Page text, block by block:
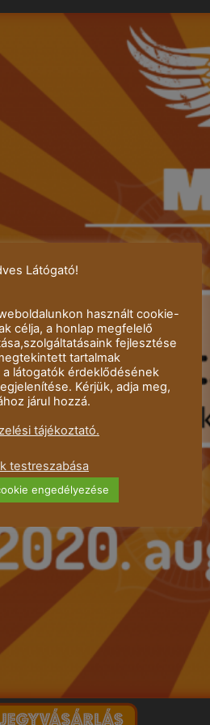
Látógató!
használt cookie-
célja, a honlap megfelelő
fejlesztése
tartalmak
látogatók érdeklődésének
Kérjük, adja meg,
járul hozzá.
tájékoztató.
testreszabása
engedélyezése